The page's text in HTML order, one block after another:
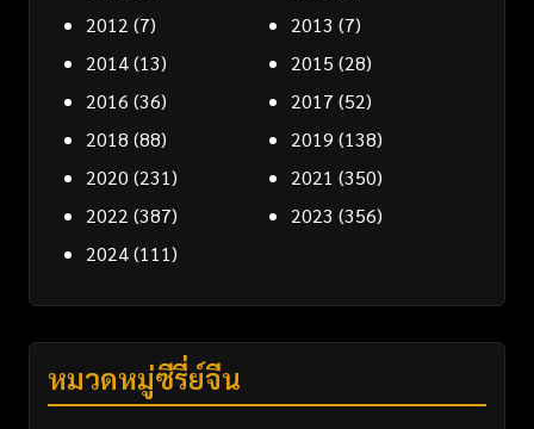
2012 (7) 2013 (7)
2014(13) 2015 (28)
2016 (36) 2017 (52)
2018 (88) 2019 (138)
2020 (231) 2021 (350)
2022 (387) 2023 (356)
2024(111)
หมวดหมู่ซีรี่ย์จีน